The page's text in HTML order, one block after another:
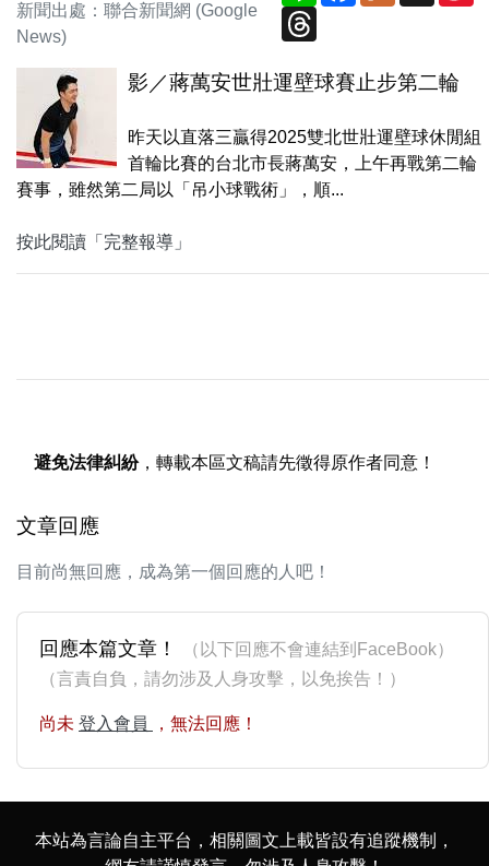
新聞出處：聯合新聞網 (Google
News)
Threads
影／蔣萬安世壯運壁球賽止步第二輪
昨天以直落三贏得2025雙北世壯運壁球休閒組
首輪比賽的台北市長蔣萬安，上午再戰第二輪
賽事，雖然第二局以「吊小球戰術」，順...
按此閱讀「完整報導」
避免法律糾紛，轉載本區文稿請先徵得原作者同意！
文章回應
目前尚無回應，成為第一個回應的人吧！
回應本篇文章！
（以下回應不會連結到FaceBook）
（言責自負，請勿涉及人身攻擊，以免挨告！）
尚未 登入會員 ，無法回應！
本站為言論自主平台，相關圖文上載皆設有追蹤機制，